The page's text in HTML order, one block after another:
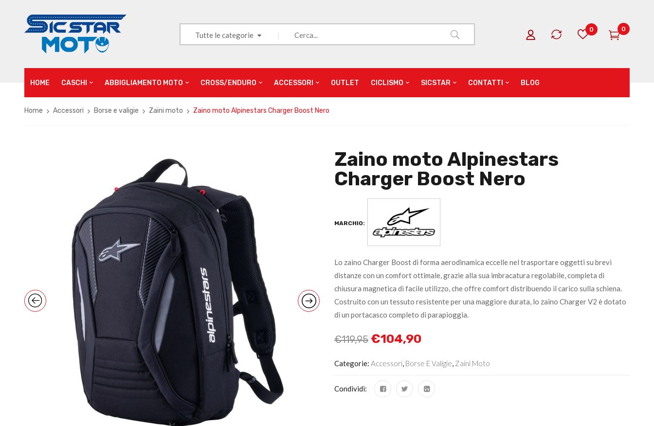
Tutte le categorie
0 0
HOME CASCHI ABBIGLIAMENTO MOTO CROSS/ENDURO ACCESSORI OUTLET CICLISMO SICSTAR CONTATTI BLOG
Home Accessori Borse e valigie Zaini moto Zaino moto Alpinestars Charger Boost Nero
Zaino moto Alpinestars
Charger Boost Nero
MARCHIO:
Lo zaino Charger Boost di forma aerodinamica eccelle nel trasportare oggetti su brevi
distanze con un comfort ottimale, grazie alla sua imbracatura regolabile, completa di
chiusura magnetica di facile utilizzo, che offre comfort distribuendo il carico sulla schiena.
Costruito con un tessuto resistente per una maggiore durata, lo zaino Charger V2 è dotato
di un portacasco completo di parapioggia.
€119,95 €104,90
Categorie: Accessori Borse E Valigie Zaini Moto
Condividi: